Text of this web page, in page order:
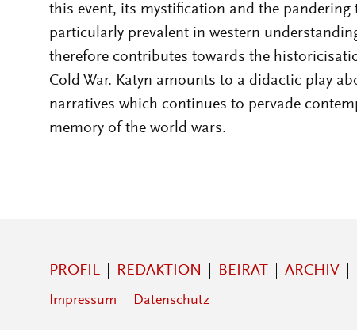
this event, its mystification and the pandering
particularly prevalent in western
therefore contributes towards the
Cold War. Katyn amounts to a didactic play
narratives which continues to pervade
memory of the world wars.
PROFIL REDAKTION BEIRAT ARCHIV
Impressum Datenschutz